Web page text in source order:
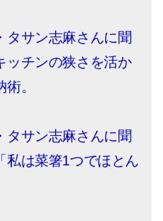
タサン志麻さんに聞
ッチンの狭さを活か
。
タサン志麻さんに聞
は菜箸1つでほとん